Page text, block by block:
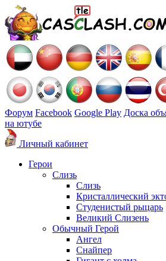
Форум Facebook Google Play Доска
на ютубе
Личный кабинет
Герои
Слизь
Слизь
Кристаллический
Студенистый рыцарь
Великий Слизень
Обычный Герой
Ангел
Снайпер